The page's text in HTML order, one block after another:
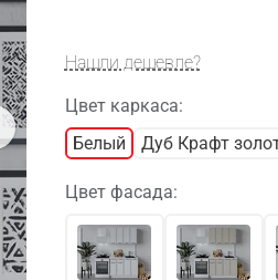
Нашли дешевле?
Цвет каркаса:
Белый
Дуб Крафт
Цвет фасада: